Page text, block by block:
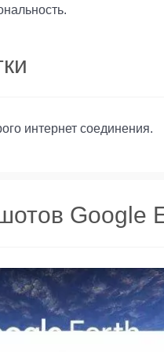
интернет соединения.
Google